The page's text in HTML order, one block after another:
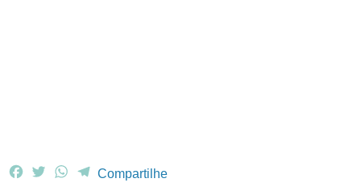
F
T
W
TCompartilhe